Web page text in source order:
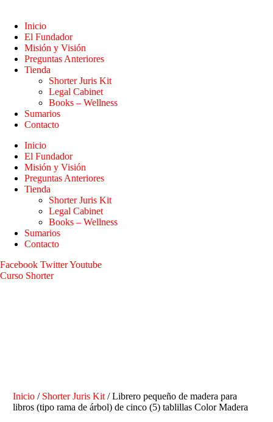
Inicio
El Fundador
Misión y Visión
Preguntas Anteriores
Tienda
Shorter Juris Kit
Legal Cabinet
Books – Wellness
Sumarios
Contacto
Inicio
El Fundador
Misión y Visión
Preguntas Anteriores
Tienda
Shorter Juris Kit
Legal Cabinet
Books – Wellness
Sumarios
Contacto
Facebook TwitterYoutube
Curso Shorter
Inicio / Shorter Juris Kit / Librero pequeño de madera para
libros (tipo rama de árbol) de cinco (5) tablillas Color Madera